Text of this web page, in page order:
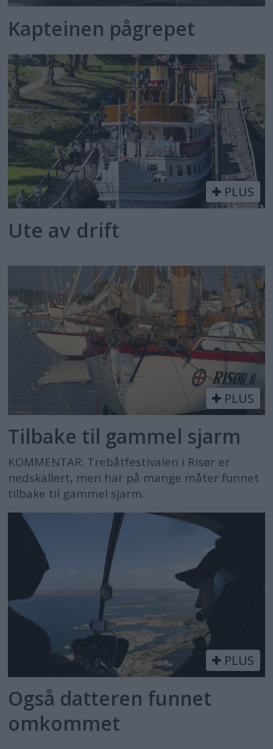
Kapteinen pågrepet
PLUS
Ute av drift
PLUS
Tilbake til gammel sjarm
KOMMENTAR: Trebåtfestivalen i Risør er
nedskallert, men har på mange måter funnet
tilbake til gammel sjarm.
PLUS
Også datteren funnet
omkommet